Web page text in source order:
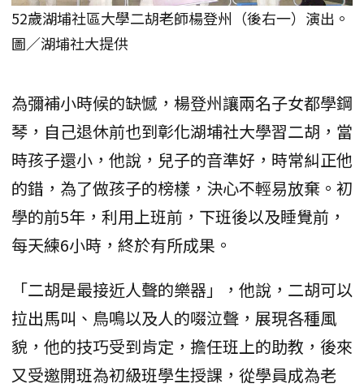
52歲湖埔社區大學二胡老師楊登州（後右一）演出。
圖／湖埔社大提供
為彌補小時候的缺憾，楊登州讓兩名子女都學鋼
琴，自己退休前也到彰化湖埔社大學習二胡，當
時孩子還小，他說，兒子的音準好，時常糾正他
的錯，為了做孩子的榜樣，決心不輕易放棄。初
學的前5年，利用上班前，下班後以及睡覺前，
每天練6小時，終於有所成果。
「二胡是最接近人聲的樂器」，他說，二胡可以
拉出馬叫、鳥鳴以及人的啜泣聲，展現各種風
貌，他的技巧受到肯定，擔任班上的助教，後來
又受邀開班為初級班學生授課，從學員成為老